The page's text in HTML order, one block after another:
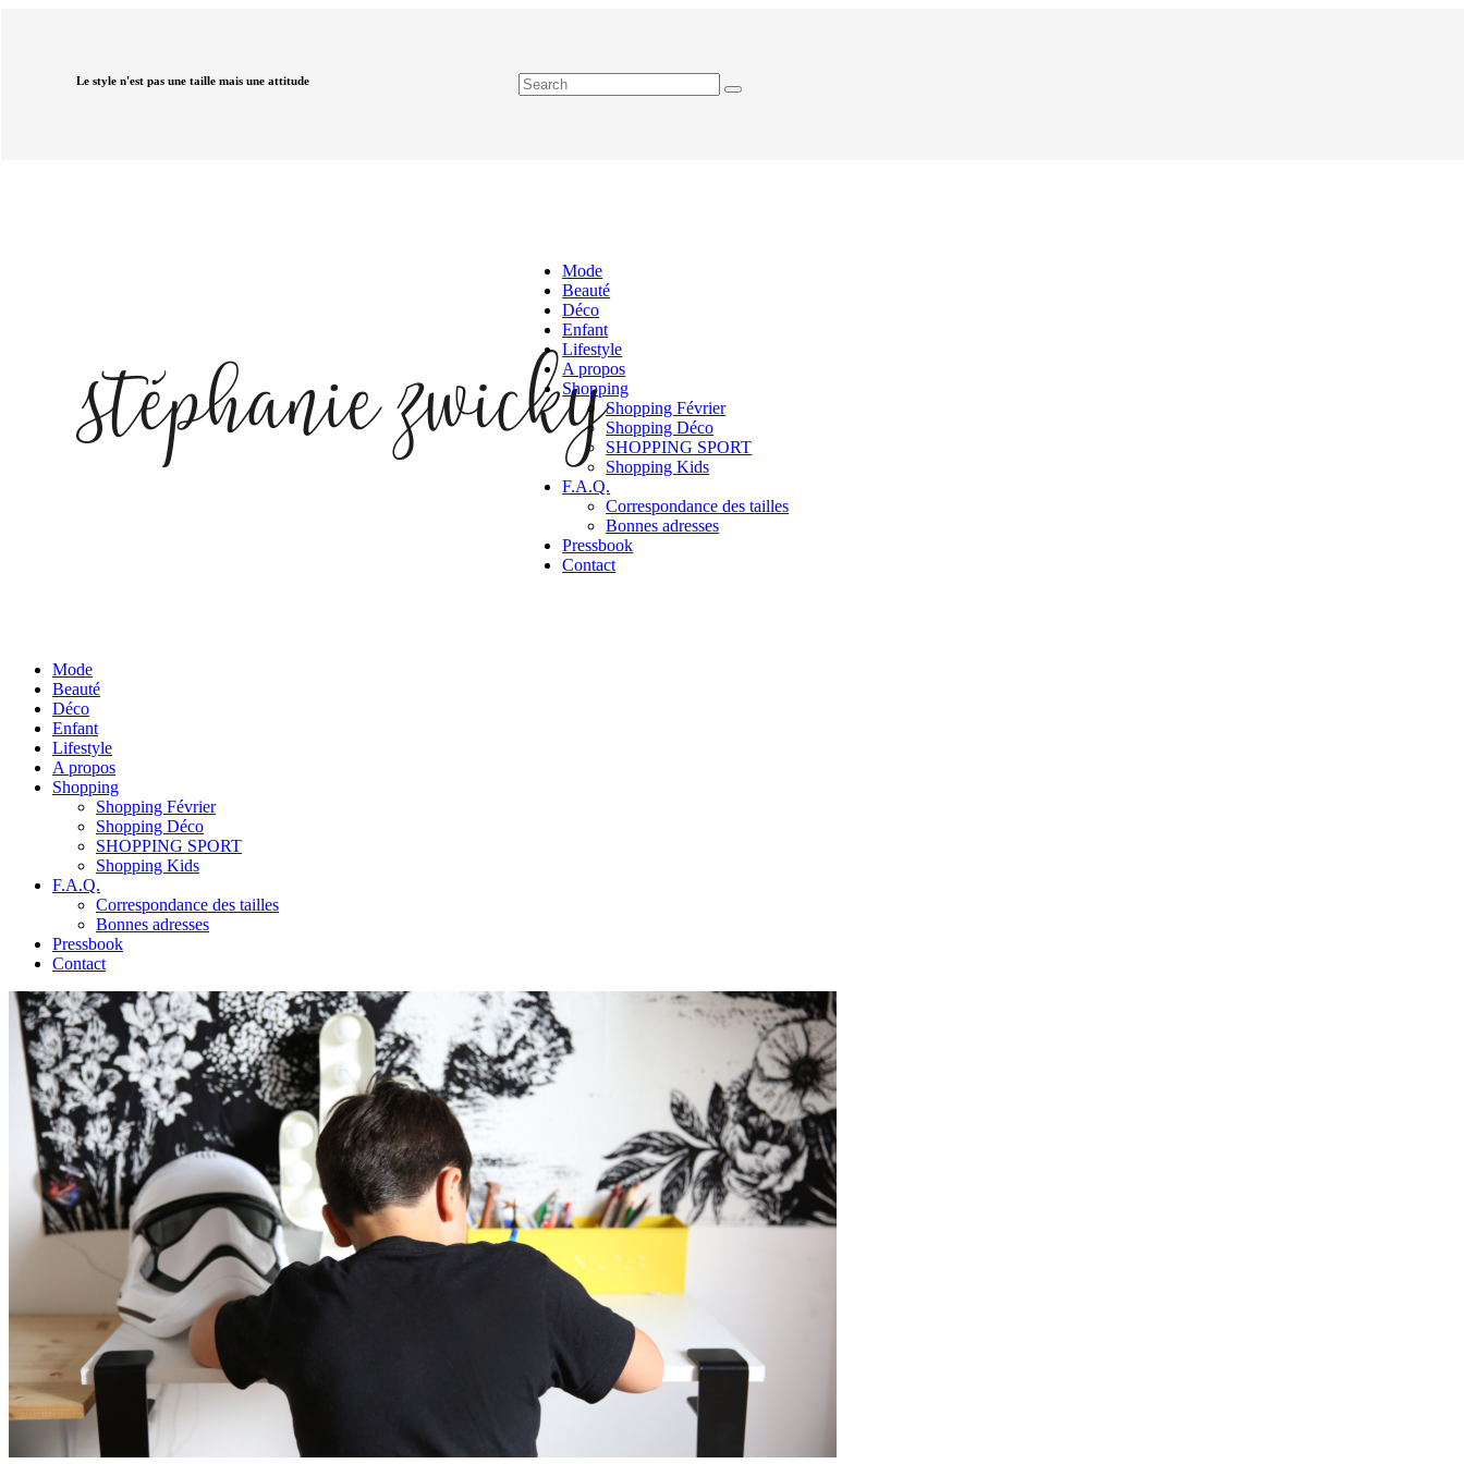
Le style n'est pas une taille mais une attitude
Mode
Beauté
Déco
Enfant
Lifestyle
A propos
Shopping
Shopping Février
Shopping Déco
SHOPPING SPORT
Shopping Kids
F.A.Q.
Correspondance des tailles
Bonnes adresses
Pressbook
Contact
Mode
Beauté
Déco
Enfant
Lifestyle
A propos
Shopping
Shopping Février
Shopping Déco
SHOPPING SPORT
Shopping Kids
F.A.Q.
Correspondance des tailles
Bonnes adresses
Pressbook
Contact